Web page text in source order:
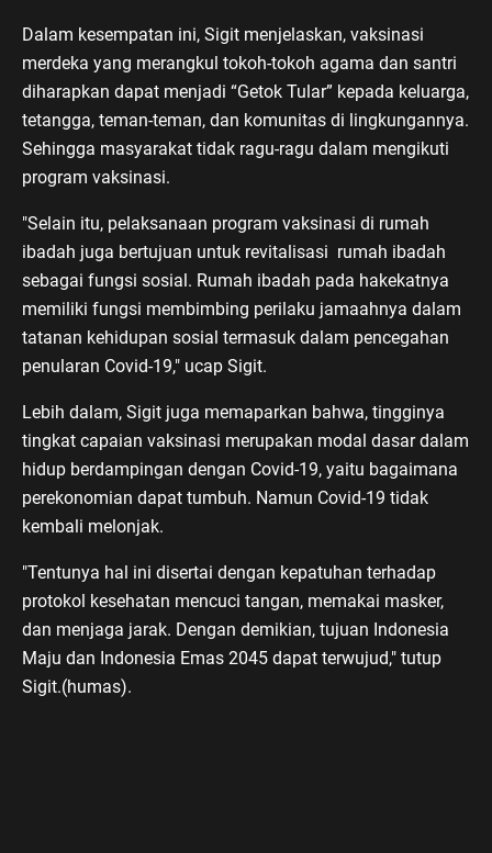
Dalam kesempatan ini, Sigit menjelaskan, vaksinasi
merdeka yang merangkul tokoh-tokoh agama dan santri
diharapkan dapat menjadi “Getok Tular” kepada keluarga,
tetangga, teman-teman, dan komunitas di lingkungannya.
Sehingga masyarakat tidak ragu-ragu dalam mengikuti
program vaksinasi.
"Selain itu, pelaksanaan program vaksinasi di rumah
ibadah juga bertujuan untuk revitalisasi rumah ibadah
sebagai fungsi sosial. Rumah ibadah pada hakekatnya
memiliki fungsi membimbing perilaku jamaahnya dalam
tatanan kehidupan sosial termasuk dalam pencegahan
penularan Covid-19," ucap Sigit.
Lebih dalam, Sigit juga memaparkan bahwa, tingginya
tingkat capaian vaksinasi merupakan modal dasar dalam
hidup berdampingan dengan Covid-19, yaitu bagaimana
perekonomian dapat tumbuh. Namun Covid-19 tidak
kembali melonjak.
"Tentunya hal ini disertai dengan kepatuhan terhadap
protokol kesehatan mencuci tangan, memakai masker,
dan menjaga jarak. Dengan demikian, tujuan Indonesia
Maju dan Indonesia Emas 2045 dapat terwujud," tutup
Sigit.(humas).